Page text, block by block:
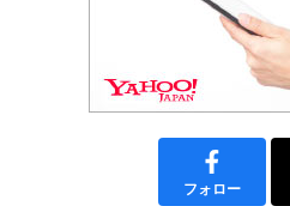
フォロー